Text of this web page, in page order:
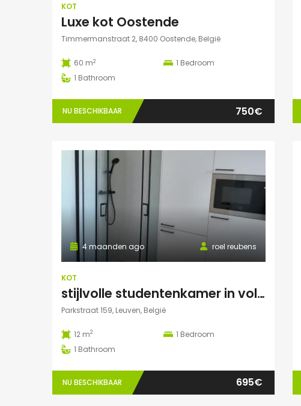
KOT
Luxe kot Oostende
Timmermanstraat 2, 8400 Oostende, België
60 m2 1 Bedroom
1 Bathroom
NU BESCHIKBAAR 750€
roel reubens
4 maanden ago
KOT
stijlvolle studentenkamer in volledig gerenoveerd studentenhuis
Parkstraat 159, Leuven, België
12 m2 1 Bedroom
1 Bathroom
NU BESCHIKBAAR 695€